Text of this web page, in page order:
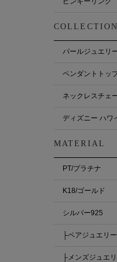
COLLECTION
パールジュエリ
ペンダントトッ
ネックレスチェ
ディズニー ハワ
MATERIAL
PT/プラチナ
K18/ゴールド
シルバー925
├ペアジュエリー
├メンズジュエ